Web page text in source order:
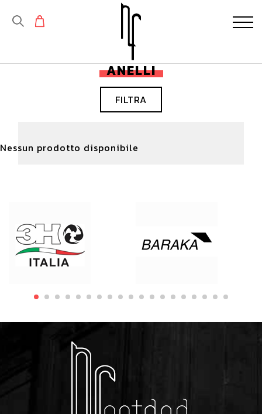
ANELLI
FILTRA
Nessun prodotto disponibile